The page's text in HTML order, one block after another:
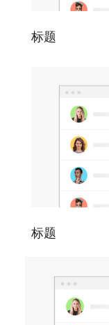
标题
标题